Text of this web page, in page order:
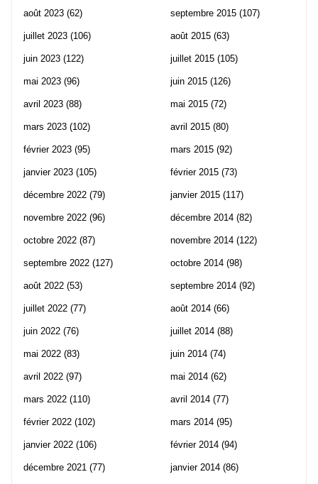
août 2023 (62)
juillet 2023 (106)
juin 2023 (122)
mai 2023 (96)
avril 2023 (88)
mars 2023 (102)
février 2023 (95)
janvier 2023 (105)
décembre 2022 (79)
novembre 2022 (96)
octobre 2022 (87)
septembre 2022 (127)
août 2022 (53)
juillet 2022 (77)
juin 2022 (76)
mai 2022 (83)
avril 2022 (97)
mars 2022 (110)
février 2022 (102)
janvier 2022 (106)
décembre 2021 (77)
septembre 2015 (107)
août 2015 (63)
juillet 2015 (105)
juin 2015 (126)
mai 2015 (72)
avril 2015 (80)
mars 2015 (92)
février 2015 (73)
janvier 2015 (117)
décembre 2014 (82)
novembre 2014 (122)
octobre 2014 (98)
septembre 2014 (92)
août 2014 (66)
juillet 2014 (88)
juin 2014 (74)
mai 2014 (62)
avril 2014 (77)
mars 2014 (95)
février 2014 (94)
janvier 2014 (86)